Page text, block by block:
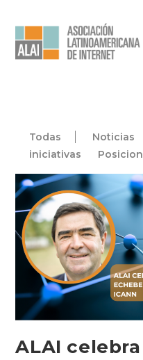
Todas Noticias
iniciativas
ALAI